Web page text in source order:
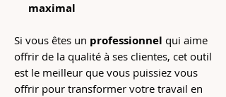
maximal
Si vous êtes un professionnel qui aime
offrir de la qualité à ses clientes, cet outil
est le meilleur que vous puissiez vous
offrir pour transformer votre travail en